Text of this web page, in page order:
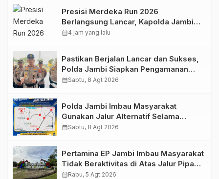
Presisi Merdeka Run 2026
Berlangsung Lancar, Kapolda Jambi
Ucapkan Terimakasih dan Apresiasi
calendar_month4 jam yang lalu
Pastikan Berjalan Lancar dan Sukses,
Polda Jambi Siapkan Pengamanan
Berlapis untuk 8.750 Pelari, 1.848
calendar_monthSabtu, 8 Agt 2026
Polda Jambi Imbau Masyarakat
Gunakan Jalur Alternatif Selama
Pelaksanaan Presisi Merdeka Run
calendar_monthSabtu, 8 Agt 2026
Pertamina EP Jambi Imbau Masyarakat
Tidak Beraktivitas di Atas Jalur Pipa
Migas Demi Keselamatan Bersama
calendar_monthRabu, 5 Agt 2026